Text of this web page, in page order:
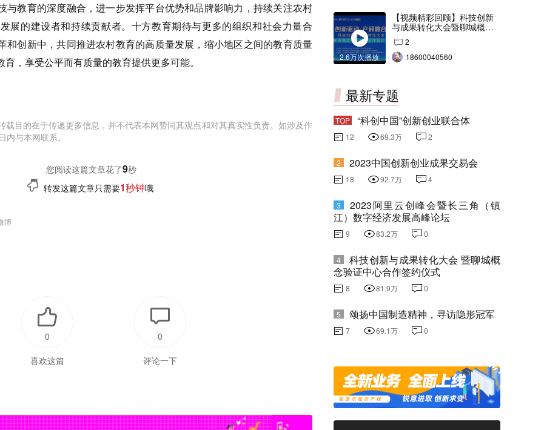
与教育的深度融合，进一步发挥平台优势和品牌影响力，持续关注农村
展的建设者和持续贡献者。十方教育期待与更多的组织和社会力量合
和创新中，共同推进农村教育的高质量发展，缩小地区之间的教育质量
，享受公平而有质量的教育提供更多可能。
载目的在于传递更多信息，并不代表本网赞同其观点和对其真实性负责。如涉及作
与本网联系。
您阅读这篇文章花了9秒
转发这篇文章只需要1秒钟哦
博
喜欢这篇
0
评论一下
0
2.6万次播放
【视频精彩回顾】科技创新
与成果转化大会暨聊城概念
验证中心合作签约仪式
2
18600040560
最新专题
TOP “科创中国”创新创业联合体
12 69.3万 2
2 2023中国创新创业成果交易会
18 92.7万 4
3
2023阿里云创峰会暨长三角（镇
江）数字经济发展高峰论坛
9 83.2万 0
4
科技创新与成果转化大会 暨聊城概
念验证中心合作签约仪式
8 81.9万 0
5 颂扬中国制造精神，寻访隐形冠军
7 69.1万 0